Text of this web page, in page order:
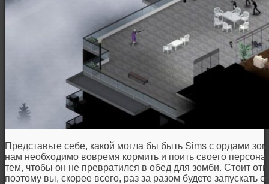
Представьте себе, какой могла бы быть Sims с ордами
нам необходимо вовремя кормить и поить своего
тем, чтобы он не превратился в обед для зомби. Стоит
поэтому вы, скорее всего, раз за разом будете запускать